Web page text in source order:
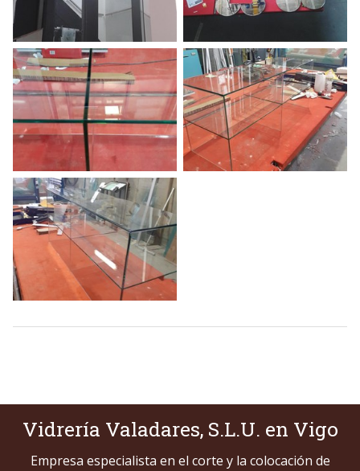
Vidrería Valadares, S.L.U. en Vigo
Empresa especialista en el corte y la colocación de